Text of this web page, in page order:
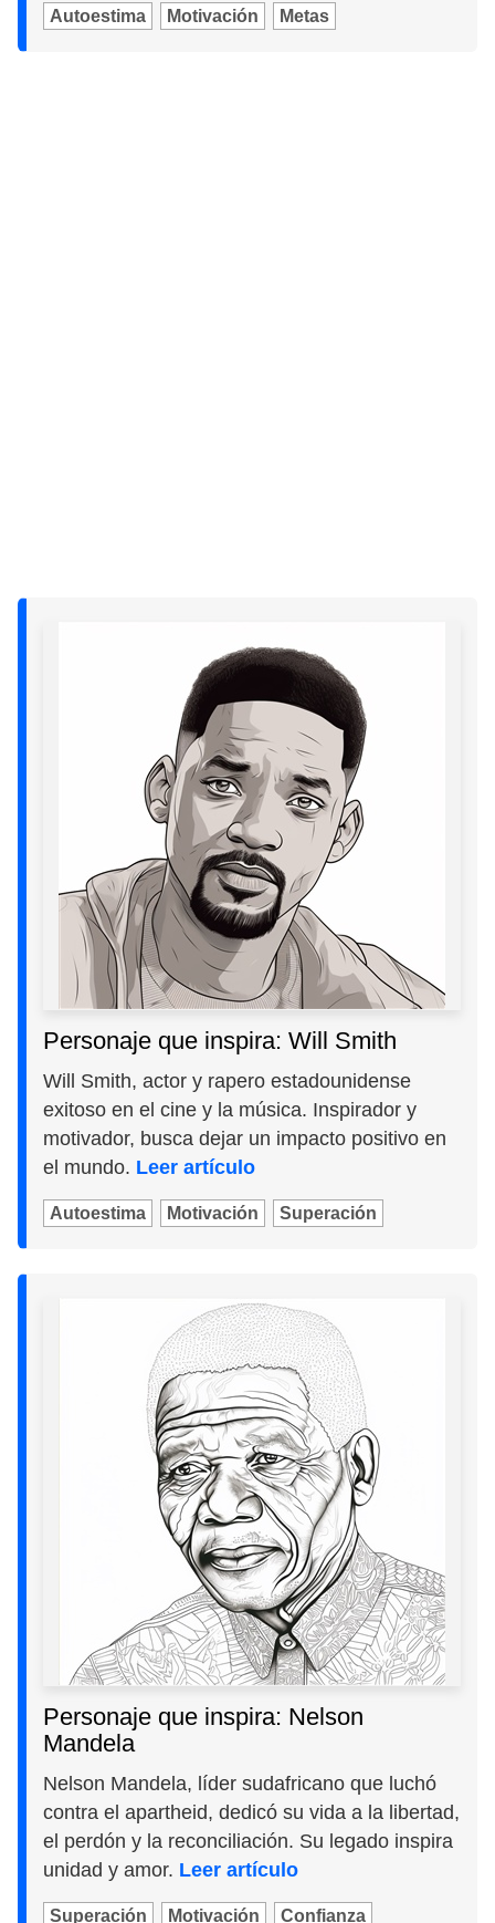
Autoestima Motivación Metas
Personaje que inspira: Will Smith
Will Smith, actor y rapero estadounidense
exitoso en el cine y la música. Inspirador y
motivador, busca dejar un impacto positivo en
el mundo. Leer artículo
Autoestima Motivación Superación
Personaje que inspira: Nelson
Mandela
Nelson Mandela, líder sudafricano que luchó
contra el apartheid, dedicó su vida a la libertad,
el perdón y la reconciliación. Su legado inspira
unidad y amor. Leer artículo
Superación Motivación Confianza